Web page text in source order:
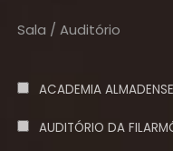
Sala / Auditório
ACADEMIA ALMADENSE
AUDITÓRIO DA